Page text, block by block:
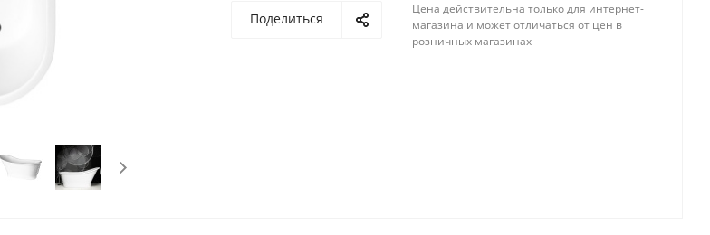
Поделиться
Цена действительна только для интернет-
магазина и может отличаться от цен в
розничных магазинах